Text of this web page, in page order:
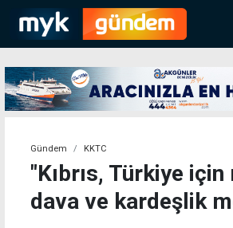
Gündem KKTC
"Kıbrıs, Türkiye
dava ve kardeşlik